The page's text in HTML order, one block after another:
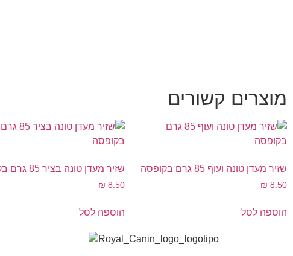
מוצרים קשורים
שזיר מעדן טונה ועוף 85 גרם בקופסה
₪ 8.50
הוספה לסל
שזיר מעדן טונה בציר 85 גרם בקופסה
₪ 8.50
הוספה לסל